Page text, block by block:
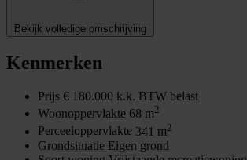
Bekijk volledige omschrijving
Kenmerken
Prijs € 180.000 k.k. BTW belast
Woonoppervlakte 68 m2
Perceeloppervlakte 341 m2
Grondsituatie Eigen grond